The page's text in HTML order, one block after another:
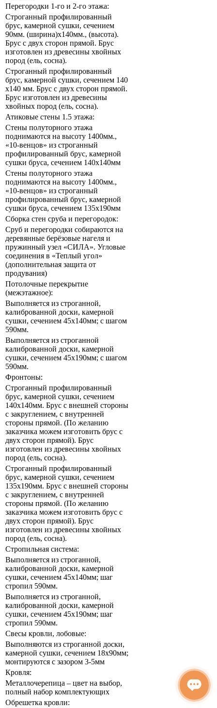
Перегородки 1-го и 2-го этажа:
Строганный профилированный
брус, камерной сушки, сечением
90мм. (ширина)x140мм., (высота).
Брус с двух сторон прямой. Брус
изготовлен из древесины хвойных
пород (ель, сосна).
Строганный профилированный
брус, камерной сушки, сечением 140
x140 мм. Брус с двух сторон прямой.
Брус изготовлен из древесины
хвойных пород (ель, сосна).
Атиковые стены 1.5 этажа:
Стены полуторного этажа
поднимаются на высоту 1400мм.,
«10-венцов» из строганный
профилированный брус, камерной
сушки бруса, сечением 140х140мм
Стены полуторного этажа
поднимаются на высоту 1400мм.,
«10-венцов» из строганный
профилированный брус, камерной
сушки бруса, сечением 135х190мм
Сборка стен сруба и перегородок:
Сруб и перегородки собираются на
деревянные берёзовые нагеля и
пружинный узел «СИЛА». Угловые
соединения в «Теплый угол»
(дополнительная защита от
продувания)
Потолочные перекрытие
(межэтажное):
Выполняется из строганной,
калиброванной доски, камерной
сушки, сечением 45х140мм; с шагом
590мм.
Выполняется из строганной
калиброванной доски, камерной
сушки, сечением 45х190мм; с шагом
590мм.
Фронтоны:
Строганный профилированный
брус, камерной сушки, сечением
140х140мм. Брус с внешней стороны
с закруглением, с внутренней
стороны прямой. (По желанию
заказчика можем изготовить брус с
двух сторон прямой). Брус
изготовлен из древесины хвойных
пород (ель, сосна).
Строганный профилированный
брус, камерной сушки, сечением
135х190мм. Брус с внешней стороны
с закруглением, с внутренней
стороны прямой. (По желанию
заказчика можем изготовить брус с
двух сторон прямой). Брус
изготовлен из древесины хвойных
пород (ель, сосна).
Стропильная система:
Выполняется из строганной,
калиброванной доски, камерной
сушки, сечением 45х140мм; шаг
стропил 590мм.
Выполняется из строганной,
калиброванной доски, камерной
сушки, сечением 45х190мм; шаг
стропил 590мм.
Свесы кровли, лобовые:
Выполняются из строганной доски,
камерной сушки, сечением 18х90мм;
монтируются с зазором 3-5мм
Кровля:
Металлочерепица – цвет на выбор,
полный набор комплектующих
Обрешетка кровли: